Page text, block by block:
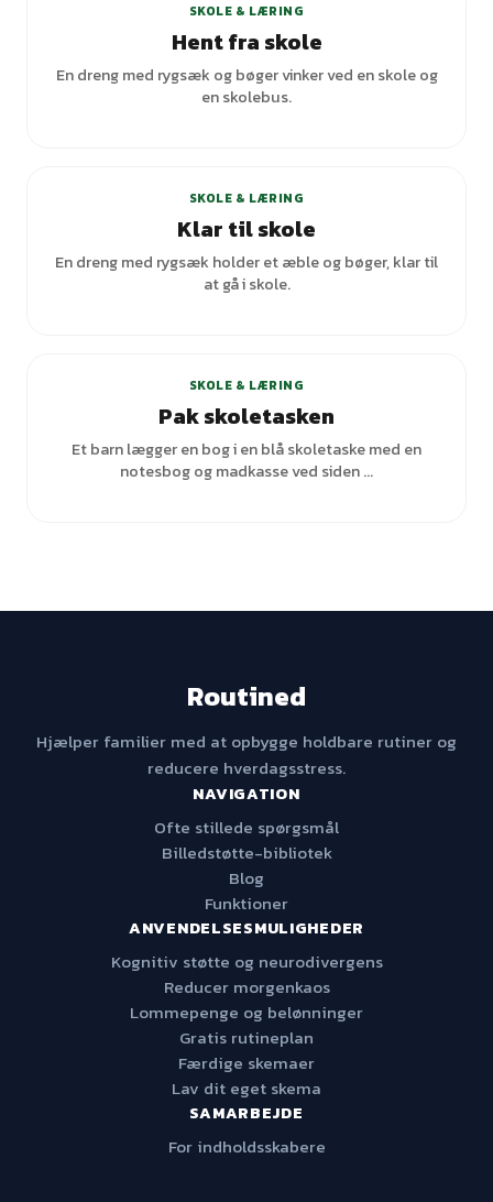
SKOLE & LÆRING
Hent fra skole
En dreng med rygsæk og bøger vinker ved en skole og
en skolebus.
SKOLE & LÆRING
Klar til skole
En dreng med rygsæk holder et æble og bøger, klar til
at gå i skole.
SKOLE & LÆRING
Pak skoletasken
Et barn lægger en bog i en blå skoletaske med en
notesbog og madkasse ved siden ...
Routined
Hjælper familier med at opbygge holdbare rutiner og
reducere hverdagsstress.
NAVIGATION
Ofte stillede spørgsmål
Billedstøtte-bibliotek
Blog
Funktioner
ANVENDELSESMULIGHEDER
Kognitiv støtte og neurodivergens
Reducer morgenkaos
Lommepenge og belønninger
Gratis rutineplan
Færdige skemaer
Lav dit eget skema
SAMARBEJDE
For indholdsskabere